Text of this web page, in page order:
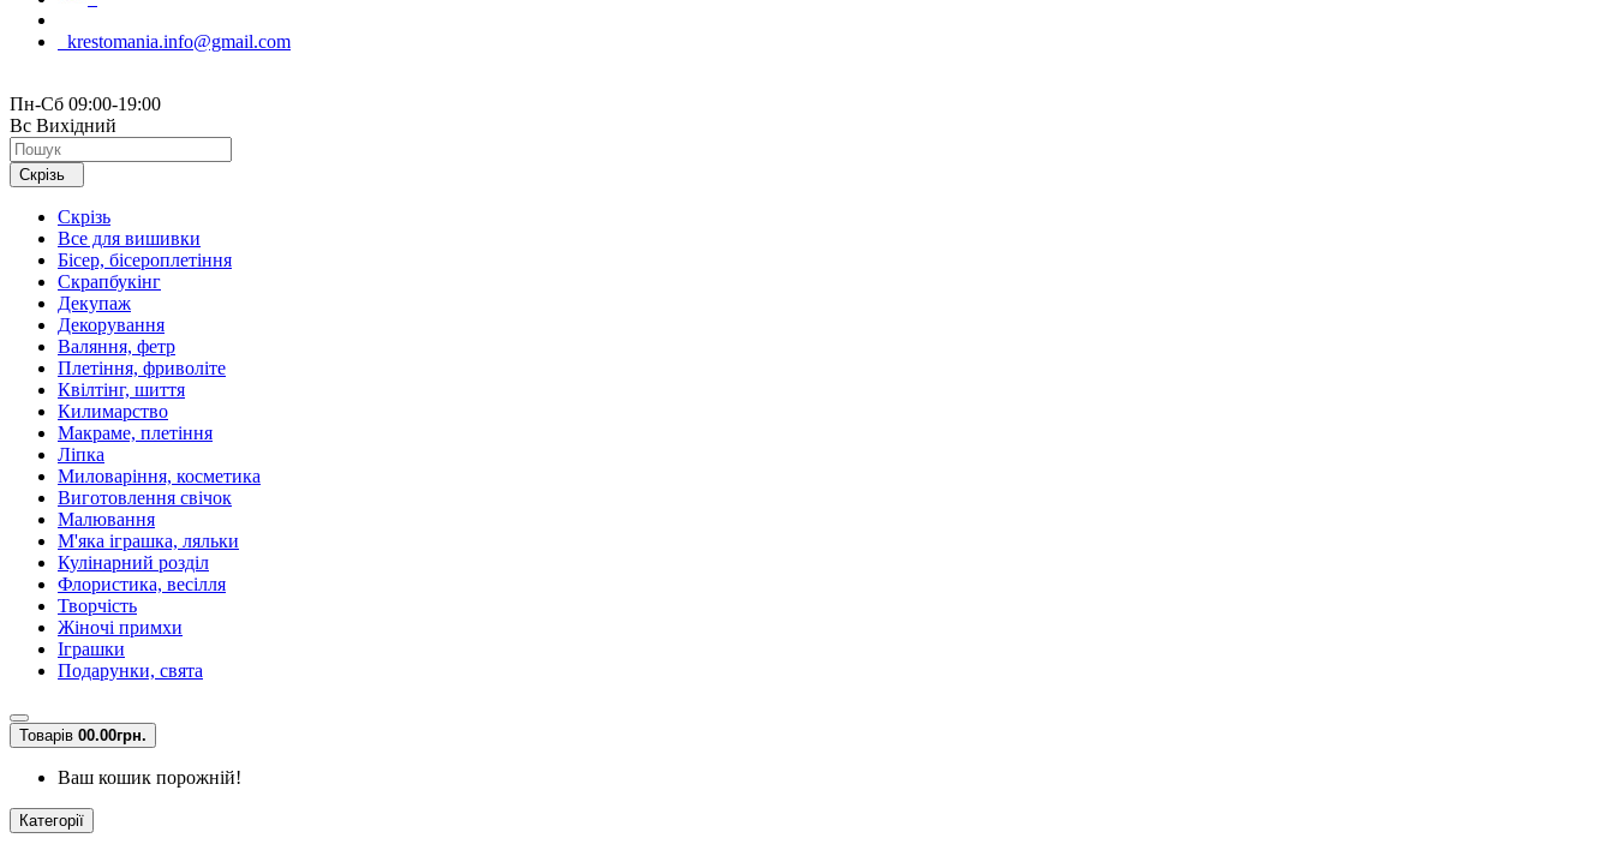
krestomania.info@gmail.com
Пн-Сб 09:00-19:00
Вс Вихідний
Скрізь
Скрізь
Все для вишивки
Бісер, бісероплетіння
Скрапбукінг
Декупаж
Декорування
Валяння, фетр
Плетіння, фриволіте
Квілтінг, шиття
Килимарство
Макраме, плетіння
Ліпка
Миловаріння, косметика
Виготовлення свічок
Малювання
М'яка іграшка, ляльки
Кулінарний розділ
Флористика, весілля
Творчість
Жіночі примхи
Іграшки
Подарунки, свята
Товарів 00.00грн.
Ваш кошик порожній!
Категорії